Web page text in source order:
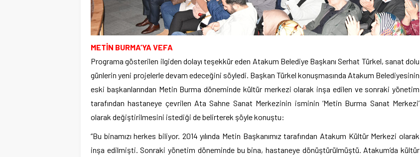
METİN BURMA’YA VEFA
Programa gösterilen ilgiden dolayı teşekkür eden Atakum Belediye Başkanı Serhat Türkel, sanat dolu
günlerin yeni projelerle devam edeceğini söyledi. Başkan Türkel konuşmasında Atakum Belediyesinin
eski başkanlarından Metin Burma döneminde kültür merkezi olarak inşa edilen ve sonraki yönetim
tarafından hastaneye çevrilen Ata Sahne Sanat Merkezinin isminin ‘Metin Burma Sanat Merkezi’
olarak değiştirilmesini istediği de belirterek şöyle konuştu:
“Bu binamızı herkes biliyor. 2014 yılında Metin Başkanımız tarafından Atakum Kültür Merkezi olarak
inşa edilmişti. Sonraki yönetim döneminde bu bina, hastaneye dönüştürülmüştü. Atakum’da kültür